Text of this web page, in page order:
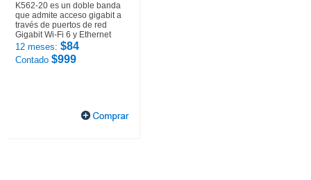
K562-20 es un doble banda
que admite acceso gigabit a
través de puertos de red
Gigabit Wi-Fi 6 y Ethernet
12 meses: $84
Contado $999